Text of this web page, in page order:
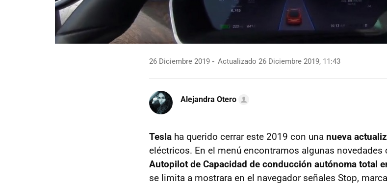
26 Diciembre 2019 Actualizado 26 Diciembre 2019, 11:43
Alejandra Otero
Tesla ha querido cerrar este 2019 con una nueva
eléctricos. En el menú encontramos algunas novedades
Autopilot de Capacidad de conducción autónoma total
se limita a mostrara en el navegador señales Stop,